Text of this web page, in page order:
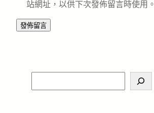
站網址，以供下次發佈留言時使用。
e